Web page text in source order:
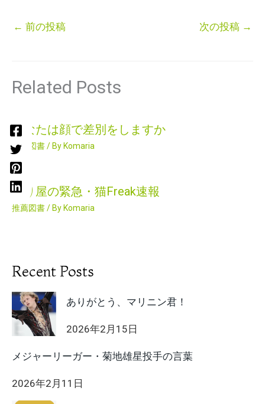
← 前の投稿 次の投稿 →
Related Posts
あなたは顔で差別をしますか
推薦図書/ By Komaria
困り屋の緊急・猫Freak速報
推薦図書/ By Komaria
Recent Posts
ありがとう、マリニン君！
2026年2月15日
メジャーリーガー・菊地雄星投手の言葉
2026年2月11日